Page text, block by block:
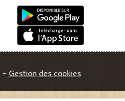
Gestion des cookies